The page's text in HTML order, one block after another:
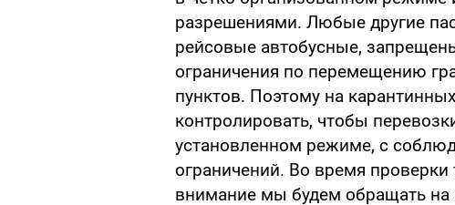
разрешениями. Любые другие
рейсовые автобусные,
ограничения по перемещению
пунктов. Поэтому на
контролировать, чтобы
установленном режиме, с
ограничений. Во время
внимание мы будем обращать на